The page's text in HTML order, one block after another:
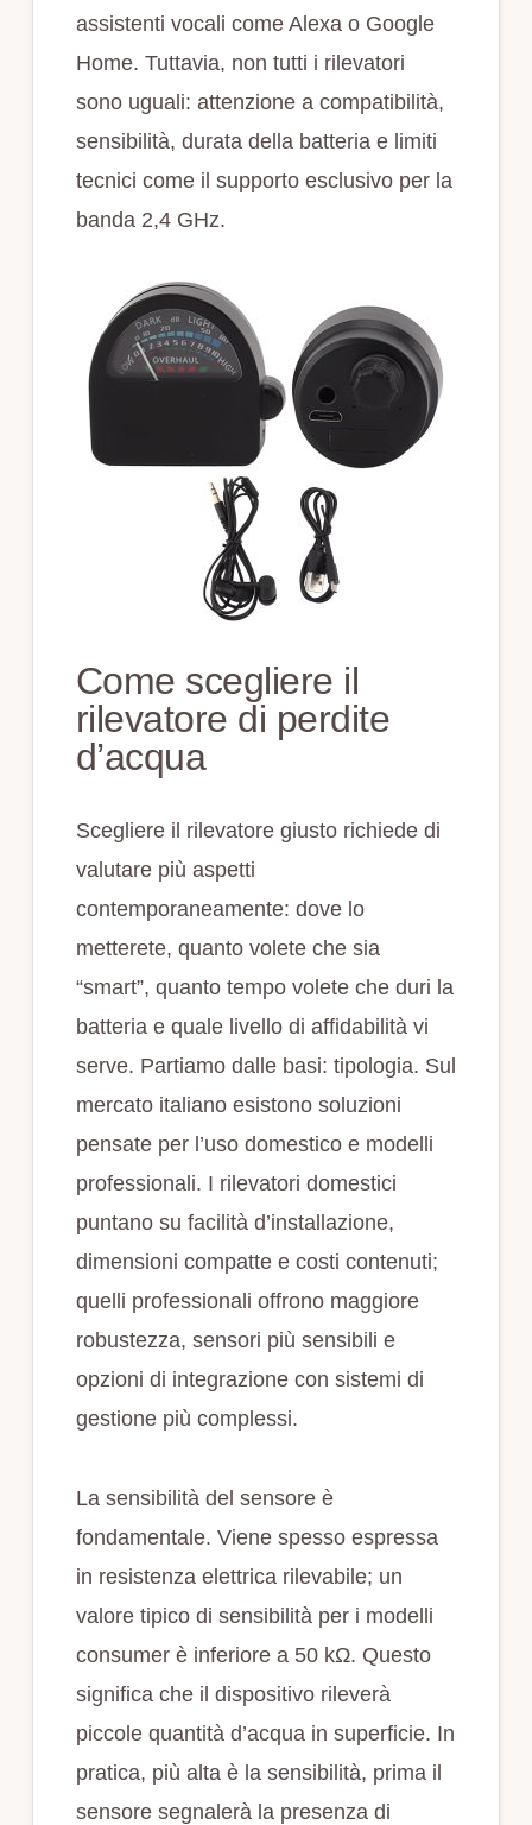
assistenti vocali come Alexa o Google
Home. Tuttavia, non tutti i rilevatori
sono uguali: attenzione a compatibilità,
sensibilità, durata della batteria e limiti
tecnici come il supporto esclusivo per la
banda 2,4 GHz.
Come scegliere il
rilevatore di perdite
d’acqua
Scegliere il rilevatore giusto richiede di
valutare più aspetti
contemporaneamente: dove lo
metterete, quanto volete che sia
“smart”, quanto tempo volete che duri la
batteria e quale livello di affidabilità vi
serve. Partiamo dalle basi: tipologia. Sul
mercato italiano esistono soluzioni
pensate per l’uso domestico e modelli
professionali. I rilevatori domestici
puntano su facilità d’installazione,
dimensioni compatte e costi contenuti;
quelli professionali offrono maggiore
robustezza, sensori più sensibili e
opzioni di integrazione con sistemi di
gestione più complessi.
La sensibilità del sensore è
fondamentale. Viene spesso espressa
in resistenza elettrica rilevabile; un
valore tipico di sensibilità per i modelli
consumer è inferiore a 50 kΩ. Questo
significa che il dispositivo rileverà
piccole quantità d’acqua in superficie. In
pratica, più alta è la sensibilità, prima il
sensore segnalerà la presenza di